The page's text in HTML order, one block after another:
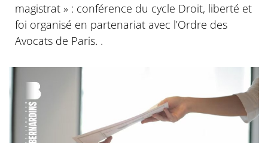
magistrat » : conférence du cycle Droit, liberté et
foi organisé en partenariat avec l’Ordre des
Avocats de Paris. .